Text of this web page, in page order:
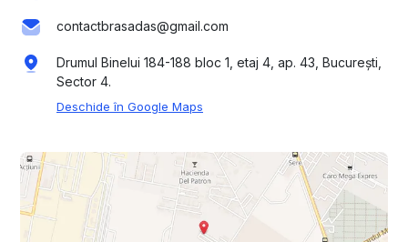
contactbrasadas@gmail.com
Drumul Binelui 184-188 bloc 1, etaj 4, ap. 43, București,
Sector 4.
Deschide în Google Maps